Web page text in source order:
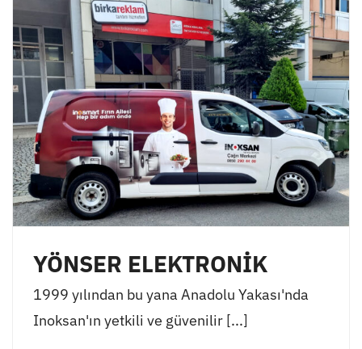
YÖNSER ELEKTRONİK
1999 yılından bu yana Anadolu Yakası'nda
Inoksan'ın yetkili ve güvenilir [...]